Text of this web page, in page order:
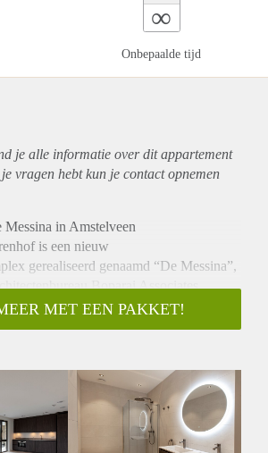
∞
Onbepaalde tijd
je alle informatie over ditappartement
vragen hebt kun je contact opnemen
Messina in Amstelveen
is een nieuw
gerealiseerd genaamd “De Messina”,
Boparai Associates
bestaat uit vijf bouwlagen met
twee- en driekamerappartementen
doorzonappartementen met aan beide
drie slaapkamers.
MET EEN PAKKET!